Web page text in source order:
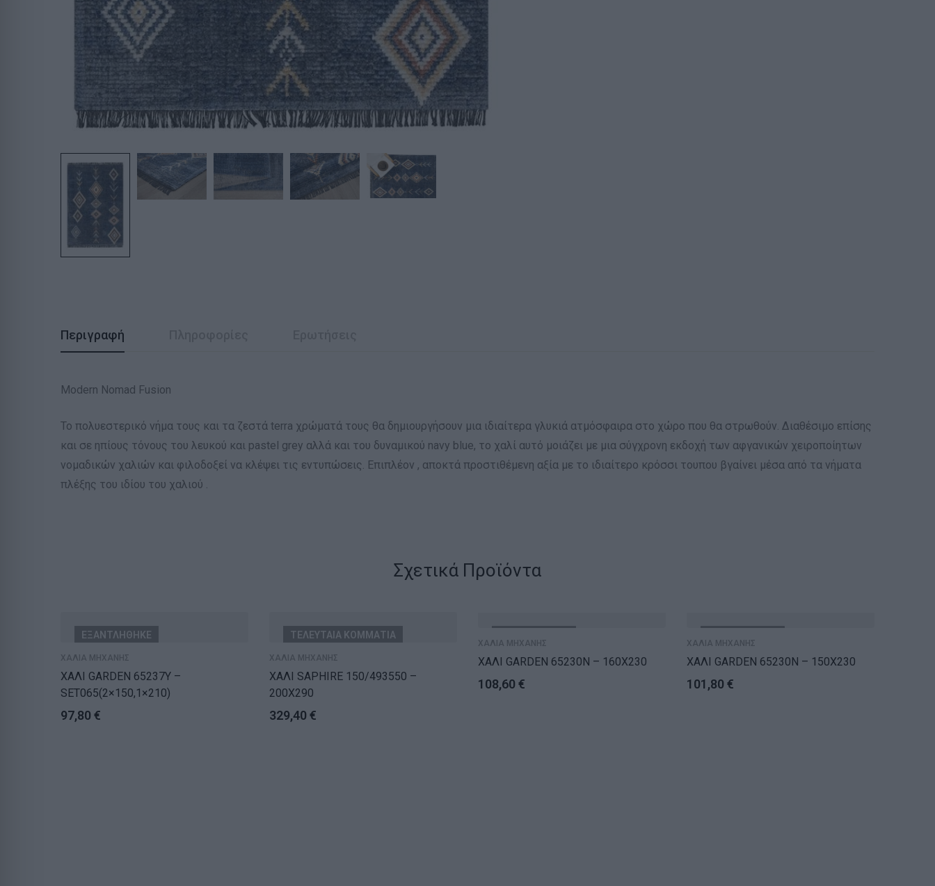
Περιγραφή
Modern Nomad Fusion
Το πολυεστερικό νήμα τους και τα ζεστά terra χρώματά τους θα δημιουργήσουν μια ιδιαίτερα γλυκιά ατμόσφαιρα στο χώρο που θα στρωθούν. Διαθέσιμo επίσης
και σε ηπίους τόνους του λευκού και pastel grey αλλά και του δυναμικού navy blue, το χαλί αυτό μοιάζει με μια σύγχρονη εκδοχή των αφγανικών χειροποίητων
νομαδικών χαλιών και φιλοδοξεί να κλέψει τις εντυπώσεις. Επιπλέον , αποκτά προστιθέμενη αξία με το ιδιαίτερο κρόσσι τουπου βγαίνει μέσα από τα νήματα
πλέξης του ιδίου του χαλιού .
Σχετικά Προϊόντα
ΕΞΑΝΤΛΗΘΗΚΕ
ΧΑΛΙΑ ΜΗΧΑΝΗΣ
ΧΑΛΙ GARDEN 65237Y –
SET065(2×150,1×210)
97,80 €
ΤΕΛΕΥΤΑΙΑ ΚΟΜΜΑΤΙΑ
ΧΑΛΙΑ ΜΗΧΑΝΗΣ
ΧΑΛΙ SAPHIRE 150/493550 –
200X290
329,40 €
ΧΑΛΙΑ ΜΗΧΑΝΗΣ
ΧΑΛΙ GARDEN 65230N – 160X230
108,60 €
ΧΑΛΙΑ ΜΗΧΑΝΗΣ
ΧΑΛΙ GARDEN 65230N – 150X230
101,80 €